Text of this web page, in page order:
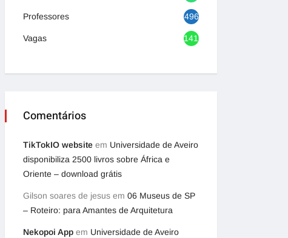
Professores 496
Vagas 1416
Comentários
TikTokIO website em Universidade de Aveiro
disponibiliza 2500 livros sobre África e
Oriente – download grátis
Gilson soares de jesus em 06 Museus de SP
– Roteiro: para Amantes de Arquitetura
Nekopoi App em Universidade de Aveiro